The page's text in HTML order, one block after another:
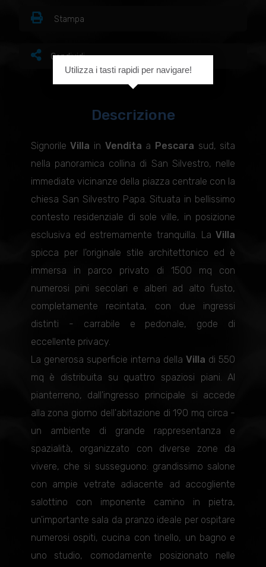
Stampa
Condividi
Descrizione
SignorileVilla in Vendita a Pescara sud, sita
nella panoramica collina di San Silvestro, nelle
immediate vicinanze della piazza centrale con la
chiesa San Silvestro Papa. Situata in bellissimo
contesto residenziale di sole ville, in posizione
esclusiva ed estremamente tranquilla. LaVilla
spicca per l'originale stile architettonico ed è
immersa in parco privato di 1500 mq con
numerosi pini secolari e alberi ad alto fusto,
completamente recintata, con due ingressi
distinti - carrabile e pedonale, gode di
eccellente privacy.
La generosa superficie interna dellaVilla di 550
mq è distribuita su quattro spaziosi piani. Al
pianterreno, dall'ingresso principale si accede
alla zona giorno dell'abitazione di 190 mq circa -
un ambiente di grande rappresentanza e
spazialità, organizzato con diverse zone da
vivere, che si susseguono: grandissimo salone
con ampie vetrate adiacente ad accogliente
salottino con imponente camino in pietra,
un'importante sala da pranzo ideale per ospitare
numerosi ospiti, cucina con tinello, un bagno e
uno studio, comodamente posizionato nelle
Utilizza i tasti rapidi per navigare!